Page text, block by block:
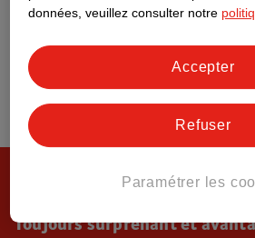
Toujours surprenant et
données, veuillez consulter notre
Paramétrer les
Refuser
Accepter